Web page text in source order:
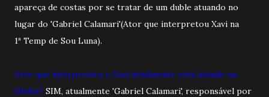
apareça de costas por se tratar de um duble atuando no
lugar do 'Gabriel Calamari'(Ator que interpretou Xavi na
1ª Temp de Sou Luna).
Ator que interpretava o Xavi atualmente está atundo na
Globo? SIM, atualmente 'Gabriel Calamari', responsável por